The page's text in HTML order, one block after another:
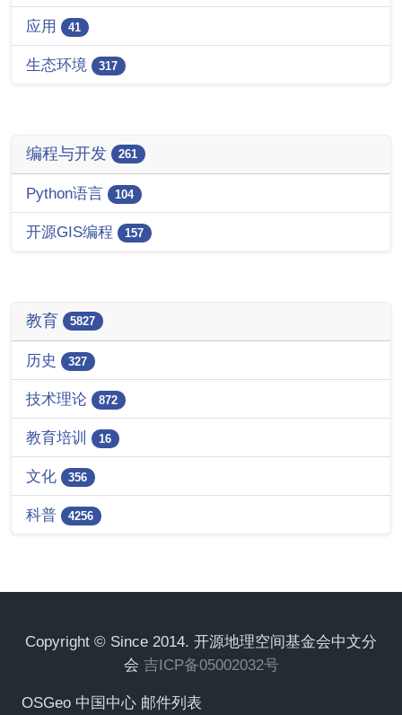
应用 41
生态环境 317
编程与开发 261
Python语言 104
开源GIS编程 157
教育 5827
历史 327
技术理论 872
教育培训 16
文化 356
科普 4256
Copyright © Since 2014. 开源地理空间基金会中文分
会 吉ICP备05002032号
OSGeo 中国中心 邮件列表